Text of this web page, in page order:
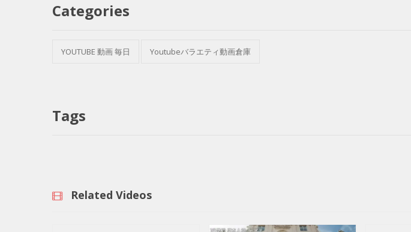
Categories
YOUTUBE 動画 毎日 Youtubeバラエティ動画倉庫
Tags
Related Videos